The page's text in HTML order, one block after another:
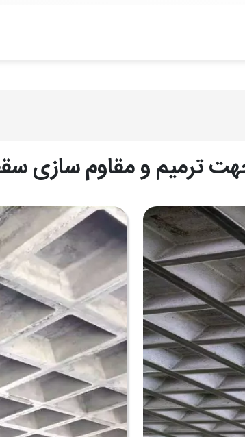
به کمک میلگردهای کششی و حرارتی انجام شود،
بالای سر قالب وافل عبور داده شود. آرماتور
بطور کامل در بتن مدفون شوند و پوشش روی
به عنوان نمای اکسپوز استفاده کرد،
ترمیم و مقاوم سازی